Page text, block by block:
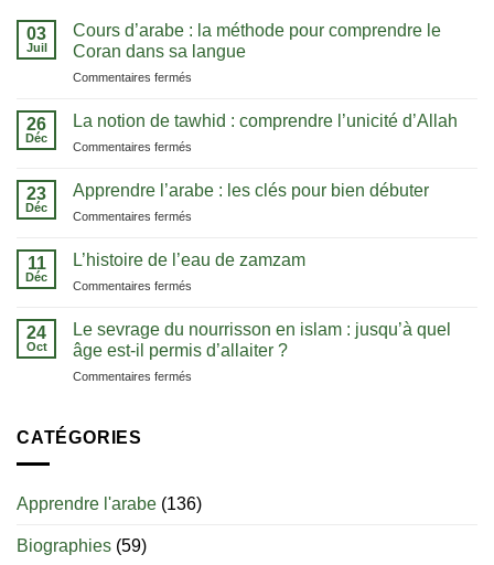
03
Juil
Cours d’arabe : la méthode pour comprendre le
Coran dans sa langue
Commentaires fermés
d’arabe
pour
dans
26
Déc
La notion de tawhid : comprendre l’unicité d’Allah
Commentaires fermés
notion
comprendre
23
Déc
Apprendre l’arabe : les clés pour bien débuter
Commentaires fermés
l’arabe
pour
bien
11
Déc
L’histoire de l’eau de zamzam
Commentaires fermés
l’eau
de
24
Oct
Le sevrage du nourrisson en islam : jusqu’à quel
âge est-il permis d’allaiter ?
Commentaires fermés
:
CATÉGORIES
Apprendre l'arabe (136)
Biographies (59)